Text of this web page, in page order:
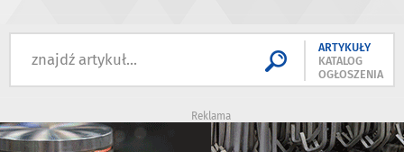
ARTYKUŁY
KATALOG
OGŁOSZENIA
Reklama